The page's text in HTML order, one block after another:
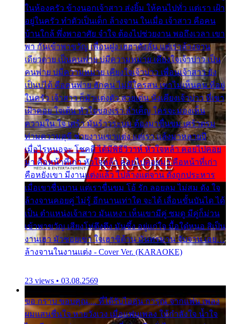
ในห้องครัว ข้างนอกเจ้าสาว ส่งยิ้ม ให้คนไปทั่ว แต่เรา เฝ้า
อยู่ในครัว ทำตัวเป็นเด็ก ล้างจาน ในเมื่อ เจ้าสาว คือคน
บ้านใกล้ พึ่งพาอาศัย จำใจ ต้องไปช่วยงาน พอถึงเวลา เขา
พา กันเข้าพาขวัญ เพื่อนฝูง เฮฮาดังลั่น แต่เราล้างจาน
เดียวดาย เป็นคนพ่าย บ่มีความหมาย เคียงใจเจ้าบ่าว เป็น
คนพ่าย บ่มีความหมาย เคียงใจเจ้าบ่าว เพื่อนเจ้าสาว ยัง
เป็นบ่ได้ คือคนพ่าย ฮักคน ไม่มีใครสน เขาไม่เห็นคน ที่อยู่
ในครัว เจ้าสาว ก็มัวแต่งตัว สวยเด่น นั่งเคียงเจ้าบ่าว ที่เขา
เฝ้าคอย ใจเต้น หัวใจของเรา ลำเค็ญ ใครจะมองเห็น
ความใน ใจ เศร้า มันร้าวระบม ต้องมาขื่นขม เศร้าตรม
ท่ามความสุขี ช่วยงานเขาแต่ง แต่เรา แล้งมาหลายปี
เมื่อไรหนอจะ โชคดี ได้มีพิธีวิวาห์ หัวใจหล้า คอยไปคอย
มา คือหน้าที่เก่า หัวใจหล้า คอยไปคอยมา คือหน้าที่เก่า
คือหยังเขา มีงานแต่งแล้ว ไปล้างแต่จาน ดั่งถูกประหาร
เมื่อเขาชื่นบาน แต่เราขื่นขม โอ้ รัก ลอยลม ไม่สม ดัง ใจ
ล้างจานคอยคู่ ไม่รู้ อีกนานเท่าใด จะได้ เลื่อนขั้นบันได ได้
เป็น ตำแหน่งเจ้าสาว มันเหงา เห็นเขามีคู่ ซมดู มีคู่ก็ม่วน
เข้าพาขวัญ เสียงโห่ตึงตึง มันซึ้ง อยู่แก่ใจ มื้อใด๋หนอ สิเป็น
งานเฮา มัวซอยเขา ใจเฮาซิด้าน มันทรมาน จับจาน เอย…
ล้างจานในงานแต่ง - Cover Ver. (KARAOKE)
23 views • 03.08.2569
ขอ กราบ ขอบคุณ.... ที่ได้รับไออุ่น การุณ จากแฟน เพลง
ผมแสนชื่นใจ หายวังเวง เมื่อแฟนเพลง ให้กำลังใจ น้ำใจ